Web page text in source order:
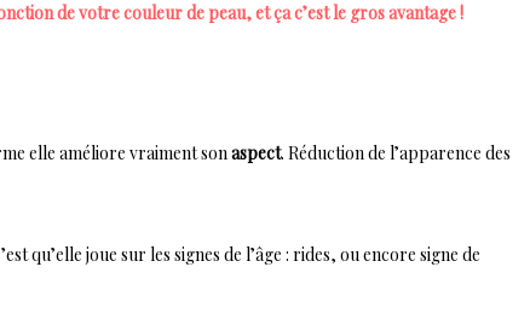
de votre couleur de peau, et ça c’est le gros avantage !
elle améliore vraiment sonaspect. Réduction de l’apparence des
qu’elle joue sur les signes de l’âge : rides, ou encore signe de